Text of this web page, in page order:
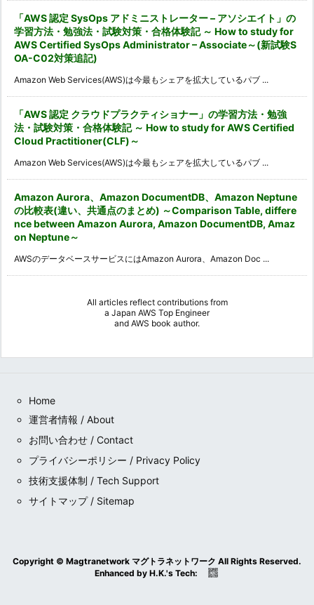
「AWS 認定 SysOps アドミニストレーター – アソシエイト」の
学習方法・勉強法・試験対策・合格体験記 ～ How to study for
AWS Certified SysOps Administrator – Associate～(新試験S
OA-C02対策追記)
Amazon Web Services(AWS)は今最もシェアを拡大しているパブ ...
「AWS 認定 クラウドプラクティショナー」の学習方法・勉強
法・試験対策・合格体験記 ～ How to study for AWS Certified
Cloud Practitioner(CLF)～
Amazon Web Services(AWS)は今最もシェアを拡大しているパブ ...
Amazon Aurora、Amazon DocumentDB、Amazon Neptune
の比較表(違い、共通点のまとめ) ～Comparison Table, differe
nce between Amazon Aurora, Amazon DocumentDB, Amaz
on Neptune～
AWSのデータベースサービスにはAmazon Aurora、Amazon Doc ...
All articles reflect contributions from
a Japan AWS Top Engineer
and AWS book author.
Home
運営者情報 / About
お問い合わせ / Contact
プライバシーポリシー / Privacy Policy
技術支援体制 / Tech Support
サイトマップ / Sitemap
Copyright © Magtranetwork マグトラネットワーク All Rights Reserved.
Enhanced by H.K.'s Tech: